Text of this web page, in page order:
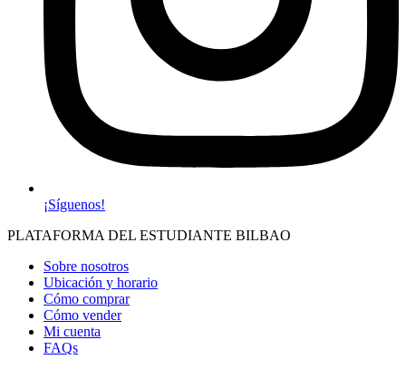
¡Síguenos!
PLATAFORMA DEL ESTUDIANTE BILBAO
Sobre nosotros
Ubicación y horario
Cómo comprar
Cómo vender
Mi cuenta
FAQs